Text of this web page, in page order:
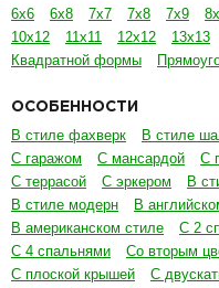
6х6 6х8 7х7 7х8 7х9
10х12
11х11 12х12 13х13
Квадратной формы
ОСОБЕННОСТИ
В стиле фахверк В стиле
С гаражом
С мансардой
С
С террасой
С эркером
В
В стиле модерн
В
В американском стиле
С 2
С 4 спальнями
Со вторым
С плоской крышей
С